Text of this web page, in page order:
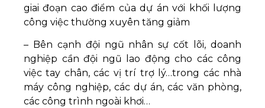
giai đoạn cao điểm của dự án với khối lượng
công việc thường xuyên tăng giảm
– Bên cạnh đội ngũ nhân sự cốt lõi, doanh
nghiệp cần đội ngũ lao động cho các công
việc tay chân, các vị trí trợ lý…trong các nhà
máy công nghiệp, các dự án, các văn phòng,
các công trình ngoài khơi…